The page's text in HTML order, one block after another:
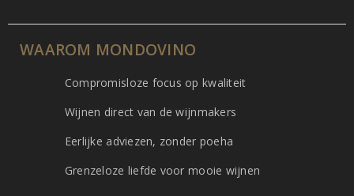
WAAROM MONDOVINO
Compromisloze focus op kwaliteit
Wijnen direct van de wijnmakers
Eerlijke adviezen, zonder poeha
Grenzeloze liefde voor mooie wijnen